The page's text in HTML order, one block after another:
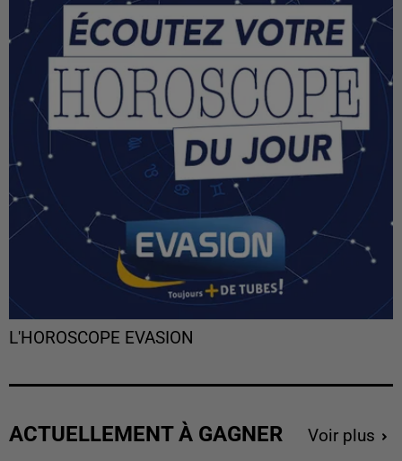
L'HOROSCOPE EVASION
ACTUELLEMENT À GAGNER Voir plus